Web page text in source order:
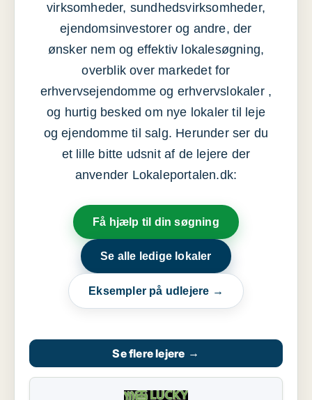
virksomheder, sundhedsvirksomheder,
ejendomsinvestorer og andre, der
ønsker nem og effektiv lokalesøgning,
overblik over markedet for
erhvervsejendomme og erhvervslokaler ,
og hurtig besked om nye lokaler til leje
og ejendomme til salg. Herunder ser du
et lille bitte udsnit af de lejere der
anvender Lokaleportalen.dk:
Få hjælp til din søgning
Se alle ledige lokaler
Eksempler på udlejere →
Se flere lejere →